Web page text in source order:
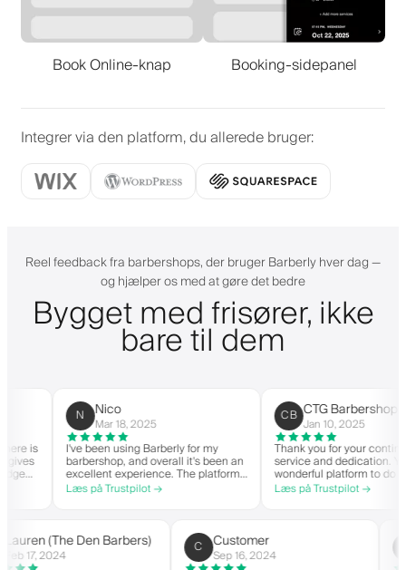
Book Online-knap Booking-sidepanel
Integrer via den platform, du allerede bruger:
Reel feedback fra barbershops, der bruger Barberly hver dag —
og hjælper os med at gøre det bedre
Bygget med frisører, ikke
bare til dem
is
Nico
Mar 18, 2025
I've been using Barberly for my
barbershop, and overall it's been an
excellent experience. The platform
is easy to use, reliable, and has
streamlined my booking process.
helpful.
Læs på Trustpilot →
CB CTG Barbershop
Jan 10, 2025
Thank you for your continued
service and dedication. You
wonderful platform to do
with good spirit. Thank you
CTG Barbershop.
Læs på Trustpilot →
L( Lauren (The Den Barbers)
Feb 17, 2024 C Customer
Sep 16, 2024